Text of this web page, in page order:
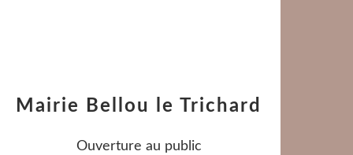
Mairie Bellou le Trichard
Ouverture au public